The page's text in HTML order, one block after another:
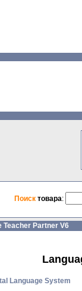
Поиск товара:
Teacher Partner V6
Language System